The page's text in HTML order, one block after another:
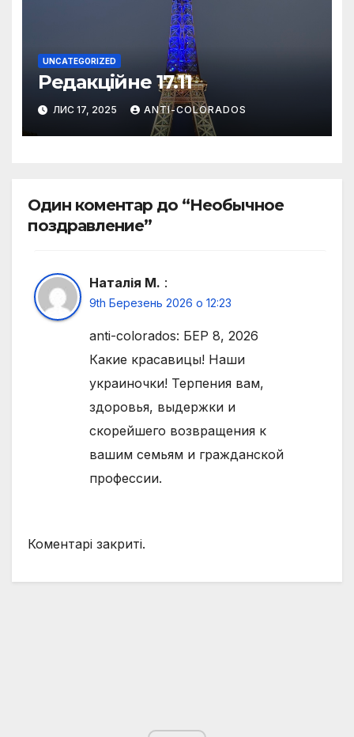
UNCATEGORIZED
Редакційне 17.11
ЛИС 17, 2025 ANTI-COLORADOS
Один коментар до “Необычное
поздравление”
Наталія М. :
9th Березень 2026 о 12:23
anti-colorados: БЕР 8, 2026
Какие красавицы! Наши
украиночки! Терпения вам,
здоровья, выдержки и
скорейшего возвращения к
вашим семьям и гражданской
профессии.
Коментарі закриті.